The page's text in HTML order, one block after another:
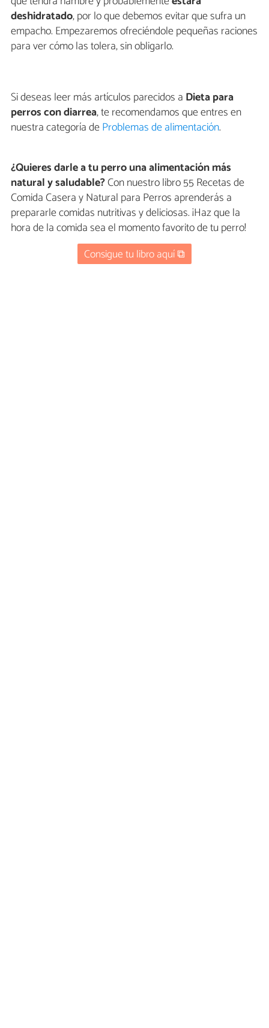
deshidratado, por lo que debemos evitar que sufra un
empacho. Empezaremos ofreciéndole pequeñas raciones
para ver cómo las tolera, sin obligarlo.
Si deseas leer más artículos parecidos a Dieta para
perros con diarrea, te recomendamos que entres en
nuestra categoría deProblemas de alimentación.
¿Quieres darle a tu perro una alimentación más
natural y saludable?Con nuestro libro 55 Recetas de
Comida Casera y Natural para Perros aprenderás a
prepararle comidas nutritivas y deliciosas. ¡Haz que la
hora de la comida sea el momento favorito de tu perro!
Consigue tu libro aquí ⧉